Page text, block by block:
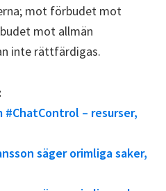
mot förbudet mot
mot allmän
inte rättfärdigas.
– resurser,
säger orimliga saker,